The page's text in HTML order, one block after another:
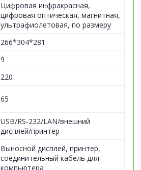
Цифровая инфракрасная,
цифровая оптическая, магнитная,
ультрафиолетовая, по размеру
266*304*281
9
220
65
USB/RS-232/LAN/внешний
дисплей/принтер
Выносной дисплей, принтер,
соединительный кабель для
компьютера